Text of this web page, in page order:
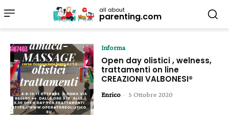
all about
parenting.com
Informa
Open day olistici , welness,
trattamenti on line
CREAZIONI VALBONESI®
Enrico - 5 Ottobre 2020